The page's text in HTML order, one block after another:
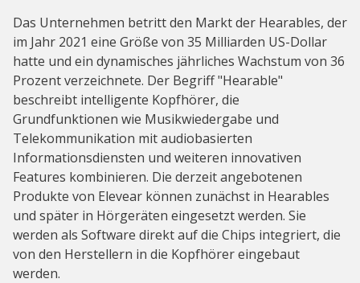
Das Unternehmen betritt den Markt der Hearables, der
im Jahr 2021 eine Größe von 35 Milliarden US-Dollar
hatte und ein dynamisches jährliches Wachstum von 36
Prozent verzeichnete. Der Begriff "Hearable"
beschreibt intelligente Kopfhörer, die
Grundfunktionen wie Musikwiedergabe und
Telekommunikation mit audiobasierten
Informationsdiensten und weiteren innovativen
Features kombinieren. Die derzeit angebotenen
Produkte von Elevear können zunächst in Hearables
und später in Hörgeräten eingesetzt werden. Sie
werden als Software direkt auf die Chips integriert, die
von den Herstellern in die Kopfhörer eingebaut
werden.